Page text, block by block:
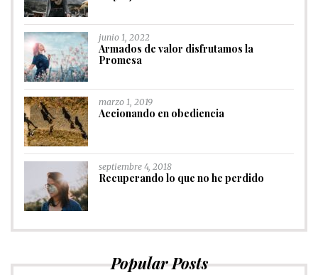
junio 1, 2022
Armados de valor disfrutamos la
Promesa
marzo 1, 2019
Accionando en obediencia
septiembre 4, 2018
Recuperando lo que no he perdido
Popular Posts